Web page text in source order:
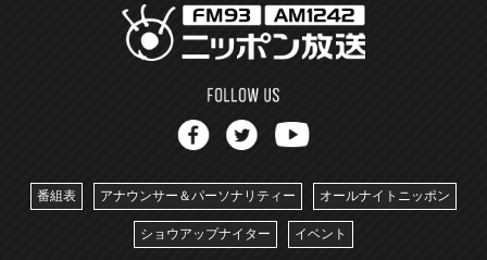
番組表 アナウンサー＆パーソナリティー オールナイトニッポン
ショウアップナイター イベント